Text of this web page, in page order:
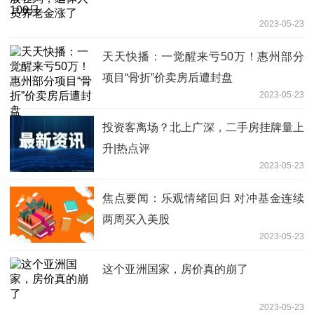
2023-05-23
天天快播：一觉醒来亏50万！惠州部分
项目“骨折”价卖房后遭封盘
2023-05-23
投资客离场？北上广深，二手房挂牌量上
升|热点评
2023-05-23
焦点要闻：乐观情绪回归 对冲基金连续
两周买入美股
2023-05-23
这个亚洲国家，房价真的崩了
2023-05-23